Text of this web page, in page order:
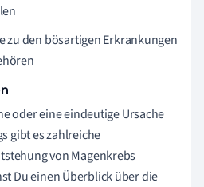
zu den bösartigen Erkrankungen
oder eine eindeutige Ursache
gibt es zahlreiche
von Magenkrebs
Du einen Überblick über die